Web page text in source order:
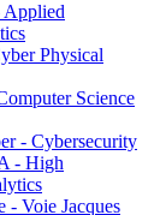
Physical
Science
- Cybersecurity
- High
Voie Jacques